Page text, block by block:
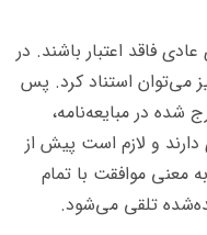
فاقد اعتبار باشند. در
می‌توان استناد کرد. پس
شده در مبایعه‌نامه،
دارند و لازم است پیش از
معنی موافقت با تمام
تلقی می‌شود.